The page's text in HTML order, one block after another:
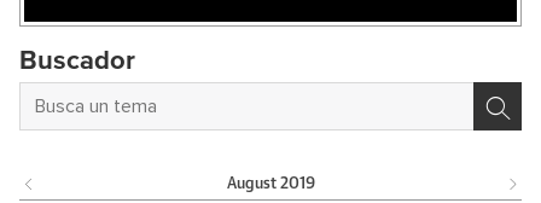
Buscador
August 2019